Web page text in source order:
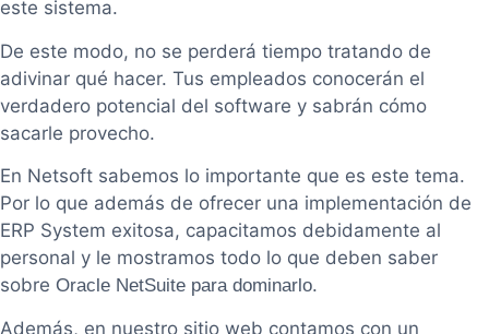
este sistema.
De este modo, no se perderá tiempo tratando de
adivinar qué hacer. Tus empleados conocerán el
verdadero potencial del software y sabrán cómo
sacarle provecho.
En Netsoft sabemos lo importante que es este tema.
Por lo que además de ofrecer una implementación de
ERP System exitosa, capacitamos debidamente al
personal y le mostramos todo lo que deben saber
sobre Oracle NetSuite para dominarlo.
Además, en nuestro sitio web contamos con un